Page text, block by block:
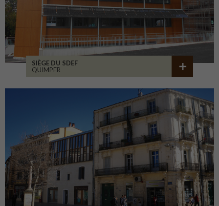
SIÈGE DU SDEF
QUIMPER